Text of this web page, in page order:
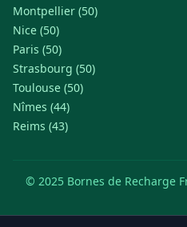
Montpellier (50)
Nice (50)
Paris (50)
Strasbourg (50)
Toulouse (50)
Nîmes (44)
Reims (43)
© 2025 Bornes de Recharge